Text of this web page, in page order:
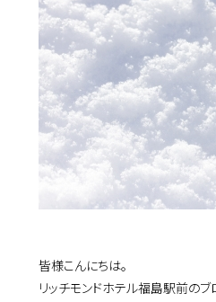
皆様こんにちは。
リッチモンドホテル福島駅前の